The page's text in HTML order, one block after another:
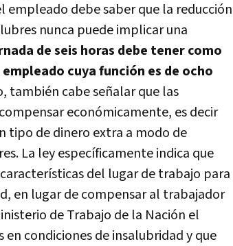
empleado debe saber que la reducción
nunca puede implicar una
de seis horas debe tener como
cuya función es de ocho
también cabe señalar que las
económicamente, es decir
tipo de dinero extra a modo de
La ley específicamente indica que
del lugar de trabajo para
en lugar de compensar al trabajador
de Trabajo de la Nación el
condiciones de insalubridad y que